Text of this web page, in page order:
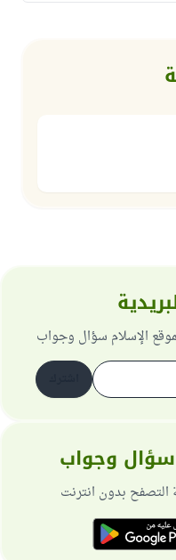
الإسلام سؤال وجواب
سؤال وجواب
بدون انترنت